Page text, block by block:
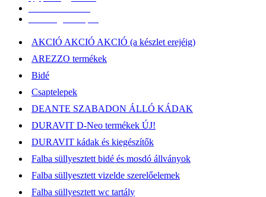
AKCIÓ AKCIÓ AKCIÓ (a készlet erejéig)
AREZZO termékek
Bidé
Csaptelepek
DEANTE SZABADON ÁLLÓ KÁDAK
DURAVIT D-Neo termékek ÚJ!
DURAVIT kádak és kiegészítők
Falba süllyesztett bidé és mosdó állványok
Falba süllyesztett vizelde szerelőelemek
Falba süllyesztett wc tartály